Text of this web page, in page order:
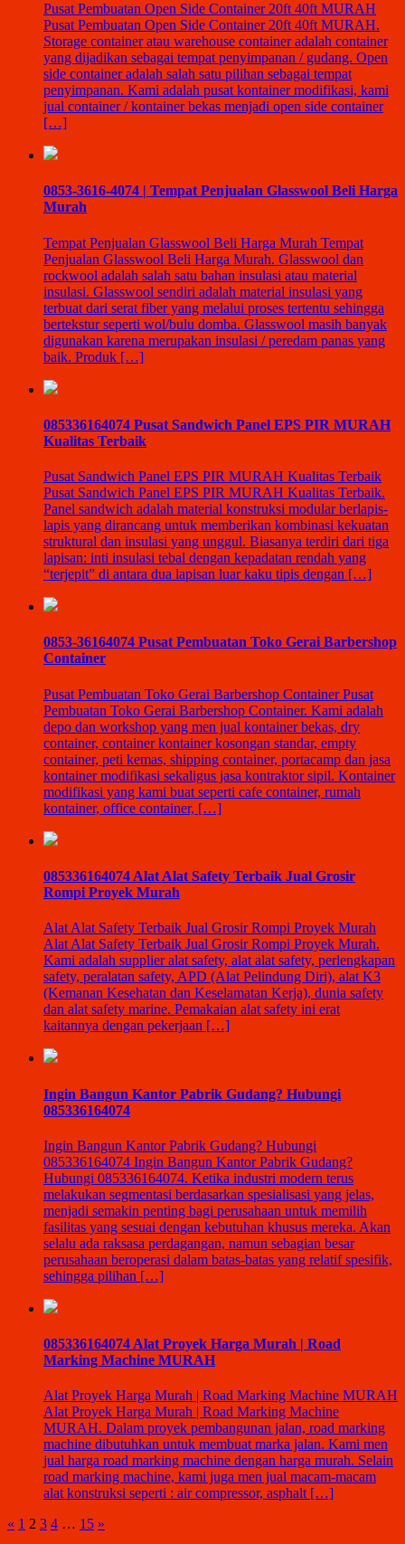
Pusat Pembuatan Open Side Container 20ft 40ft MURAH
Pusat Pembuatan Open Side Container 20ft 40ft MURAH.
Storage container atau warehouse container adalah container
yang dijadikan sebagai tempat penyimpanan / gudang. Open
side container adalah salah satu pilihan sebagai tempat
penyimpanan. Kami adalah pusat kontainer modifikasi, kami
jual container / kontainer bekas menjadi open side container
[…]
0853-3616-4074 | Tempat Penjualan Glasswool Beli Harga
Murah
Tempat Penjualan Glasswool Beli Harga Murah Tempat
Penjualan Glasswool Beli Harga Murah. Glasswool dan
rockwool adalah salah satu bahan insulasi atau material
insulasi. Glasswool sendiri adalah material insulasi yang
terbuat dari serat fiber yang melalui proses tertentu sehingga
bertekstur seperti wol/bulu domba. Glasswool masih banyak
digunakan karena merupakan insulasi / peredam panas yang
baik. Produk […]
085336164074 Pusat Sandwich Panel EPS PIR MURAH
Kualitas Terbaik
Pusat Sandwich Panel EPS PIR MURAH Kualitas Terbaik
Pusat Sandwich Panel EPS PIR MURAH Kualitas Terbaik.
Panel sandwich adalah material konstruksi modular berlapis-
lapis yang dirancang untuk memberikan kombinasi kekuatan
struktural dan insulasi yang unggul. Biasanya terdiri dari tiga
lapisan: inti insulasi tebal dengan kepadatan rendah yang
“terjepit” di antara dua lapisan luar kaku tipis dengan […]
0853-36164074 Pusat Pembuatan Toko Gerai Barbershop
Container
Pusat Pembuatan Toko Gerai Barbershop Container Pusat
Pembuatan Toko Gerai Barbershop Container. Kami adalah
depo dan workshop yang men jual kontainer bekas, dry
container, container kontainer kosongan standar, empty
container, peti kemas, shipping container, portacamp dan jasa
kontainer modifikasi sekaligus jasa kontraktor sipil. Kontainer
modifikasi yang kami buat seperti cafe container, rumah
kontainer, office container, […]
085336164074 Alat Alat Safety Terbaik Jual Grosir
Rompi Proyek Murah
Alat Alat Safety Terbaik Jual Grosir Rompi Proyek Murah
Alat Alat Safety Terbaik Jual Grosir Rompi Proyek Murah.
Kami adalah supplier alat safety, alat alat safety, perlengkapan
safety, peralatan safety, APD (Alat Pelindung Diri), alat K3
(Kemanan Kesehatan dan Keselamatan Kerja), dunia safety
dan alat safety marine. Pemakaian alat safety ini erat
kaitannya dengan pekerjaan […]
Ingin Bangun Kantor Pabrik Gudang? Hubungi
085336164074
Ingin Bangun Kantor Pabrik Gudang? Hubungi
085336164074 Ingin Bangun Kantor Pabrik Gudang?
Hubungi 085336164074. Ketika industri modern terus
melakukan segmentasi berdasarkan spesialisasi yang jelas,
menjadi semakin penting bagi perusahaan untuk memilih
fasilitas yang sesuai dengan kebutuhan khusus mereka. Akan
selalu ada raksasa perdagangan, namun sebagian besar
perusahaan beroperasi dalam batas-batas yang relatif spesifik,
sehingga pilihan […]
085336164074 Alat Proyek Harga Murah | Road
Marking Machine MURAH
Alat Proyek Harga Murah | Road Marking Machine MURAH
Alat Proyek Harga Murah | Road Marking Machine
MURAH. Dalam proyek pembangunan jalan, road marking
machine dibutuhkan untuk membuat marka jalan. Kami men
jual harga road marking machine dengan harga murah. Selain
road marking machine, kami juga men jual macam-macam
alat konstruksi seperti : air compressor, asphalt […]
« 1 2 3 4 … 15 »